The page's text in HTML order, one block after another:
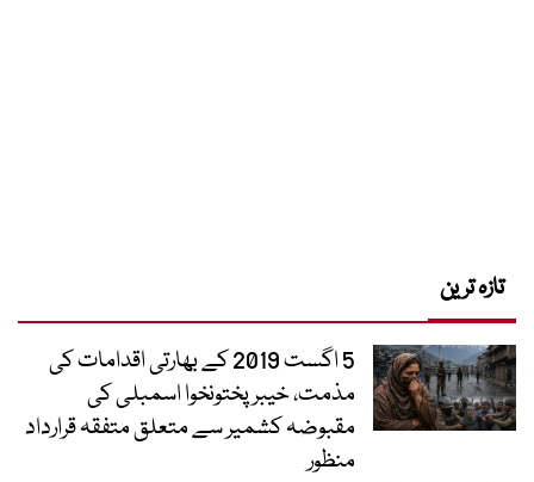
تازہ ترین
5 اگست 2019 کے بھارتی اقدامات کی
مذمت، خیبرپختونخوا اسمبلی کی
مقبوضہ کشمیر سے متعلق متفقہ قرارداد
منظور